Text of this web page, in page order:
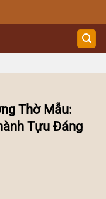
Thờ Mẫu:
Tựu Đáng